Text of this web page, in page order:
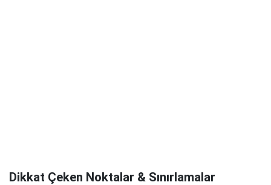
Dikkat Çeken Noktalar & Sınırlamalar